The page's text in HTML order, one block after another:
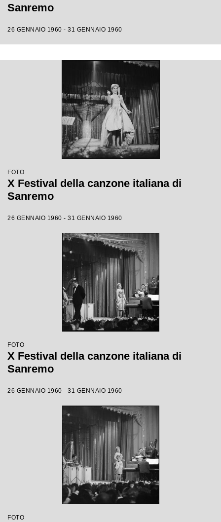
Sanremo
26 GENNAIO 1960 - 31 GENNAIO 1960
FOTO
X Festival della canzone italiana di
Sanremo
26 GENNAIO 1960 - 31 GENNAIO 1960
FOTO
X Festival della canzone italiana di
Sanremo
26 GENNAIO 1960 - 31 GENNAIO 1960
FOTO